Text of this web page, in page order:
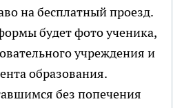
на бесплатный проезд.
будет фото ученика,
учреждения и
образования.
без попечения